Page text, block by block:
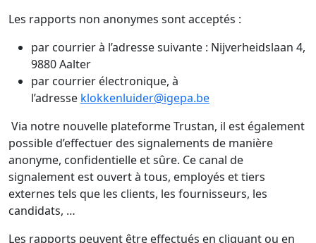
Les rapports non anonymes sont acceptés :
par courrier à l’adresse suivante : Nijverheidslaan 4,
9880 Aalter
par courrier électronique, à
l’adresse klokkenluider@igepa.be
Via notre nouvelle plateforme Trustan, il est également
possible d’effectuer des signalements de manière
anonyme, confidentielle et sûre. Ce canal de
signalement est ouvert à tous, employés et tiers
externes tels que les clients, les fournisseurs, les
candidats, …
Les rapports peuvent être effectués en cliquant ou en